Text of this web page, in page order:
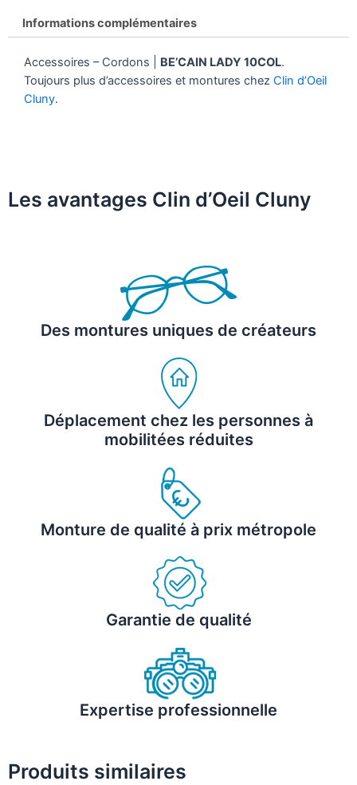
Informations complémentaires
Accessoires – Cordons | BE’CAIN LADY 10COL.
Toujours plus d’accessoires et montures chez Clin d’Oeil
Cluny.
Les avantages Clin d’Oeil Cluny
Des montures uniques de créateurs
Déplacement chez les personnes à
mobilitées réduites
Monture de qualité à prix métropole
Garantie de qualité
Expertise professionnelle
Produits similaires